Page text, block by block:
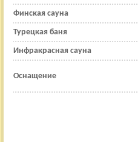
Финская сауна
Турецкая баня
Инфракрасная сауна
Оснащение